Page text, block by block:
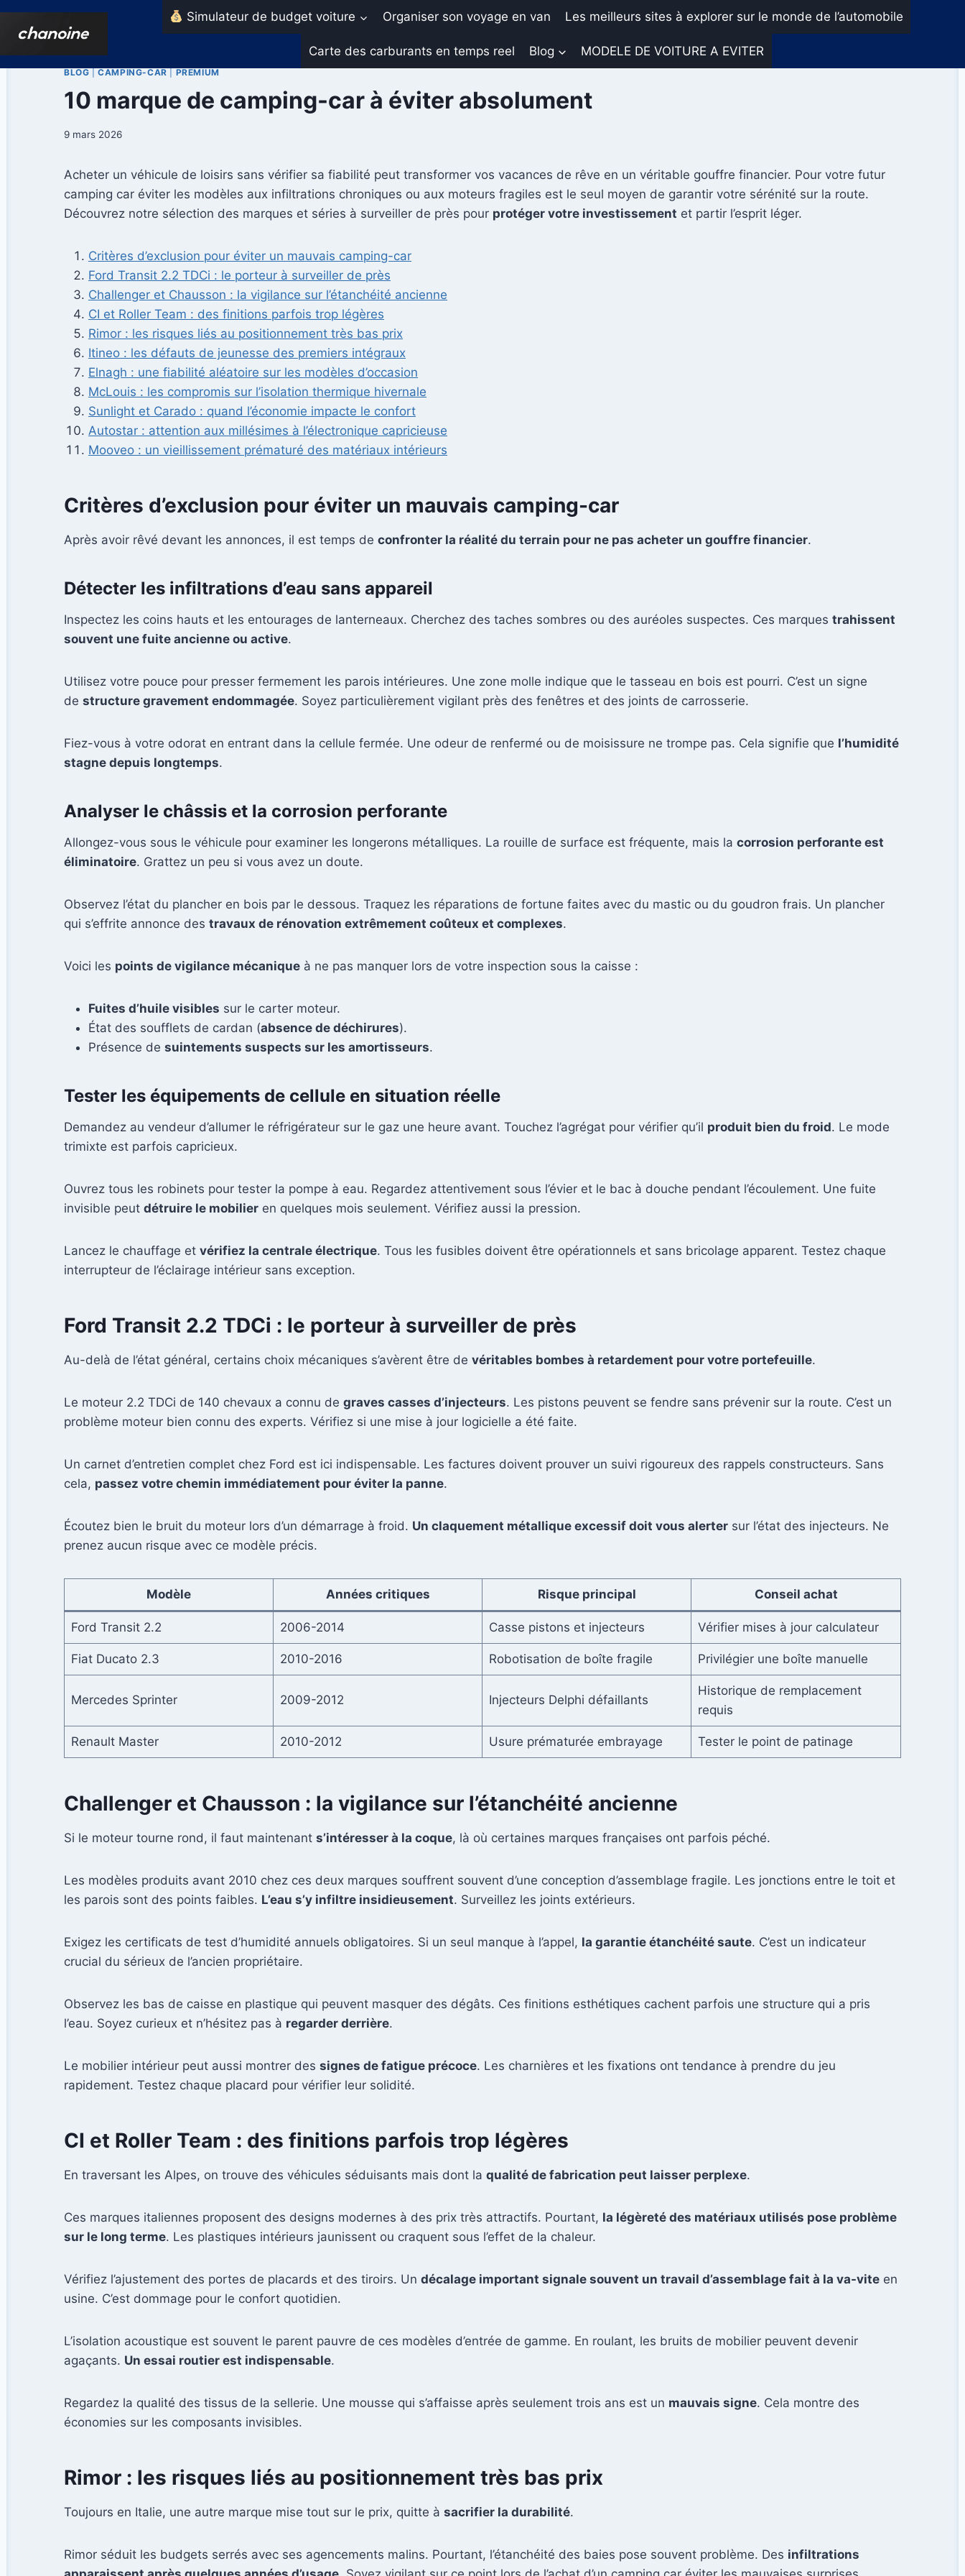
Aller
Simulateur de budget voiture Organiser son voyage en van Les meilleurs sites à explorer sur le monde de l’automobile
Carte des carburants en temps reel Blog MODELE DE VOITURE A EVITER
BLOG|CAMPING-CAR|PREMIUM
10 marque de camping-car à éviter absolument
9 mars 2026
Acheter un véhicule de loisirs sans vérifier sa fiabilité peut transformer vos vacances de rêve en un véritable gouffre financier. Pour votre futur
camping car éviter les modèles aux infiltrations chroniques ou aux moteurs fragiles est le seul moyen de garantir votre sérénité sur la route.
Découvrez notre sélection des marques et séries à surveiller de près pour protéger votre investissement et partir l’esprit léger.
Critères d’exclusion pour éviter un mauvais camping-car
Ford Transit 2.2 TDCi : le porteur à surveiller de près
Challenger et Chausson : la vigilance sur l’étanchéité ancienne
CI et Roller Team : des finitions parfois trop légères
Rimor : les risques liés au positionnement très bas prix
Itineo : les défauts de jeunesse des premiers intégraux
Elnagh : une fiabilité aléatoire sur les modèles d’occasion
McLouis : les compromis sur l’isolation thermique hivernale
Sunlight et Carado : quand l’économie impacte le confort
Autostar : attention aux millésimes à l’électronique capricieuse
Mooveo : un vieillissement prématuré des matériaux intérieurs
Critères d’exclusion pour éviter un mauvais camping-car
Après avoir rêvé devant les annonces, il est temps de confronter la réalité du terrain pour ne pas acheter un gouffre financier.
Détecter les infiltrations d’eau sans appareil
Inspectez les coins hauts et les entourages de lanterneaux. Cherchez des taches sombres ou des auréoles suspectes. Ces marques trahissent
souvent une fuite ancienne ou active.
Utilisez votre pouce pour presser fermement les parois intérieures. Une zone molle indique que le tasseau en bois est pourri. C’est un signe
de structure gravement endommagée. Soyez particulièrement vigilant près des fenêtres et des joints de carrosserie.
Fiez-vous à votre odorat en entrant dans la cellule fermée. Une odeur de renfermé ou de moisissure ne trompe pas. Cela signifie que l’humidité
stagne depuis longtemps.
Analyser le châssis et la corrosion perforante
Allongez-vous sous le véhicule pour examiner les longerons métalliques. La rouille de surface est fréquente, mais la corrosion perforante est
éliminatoire. Grattez un peu si vous avez un doute.
Observez l’état du plancher en bois par le dessous. Traquez les réparations de fortune faites avec du mastic ou du goudron frais. Un plancher
qui s’effrite annonce des travaux de rénovation extrêmement coûteux et complexes.
Voici les points de vigilance mécanique à ne pas manquer lors de votre inspection sous la caisse :
Fuites d’huile visibles sur le carter moteur.
État des soufflets de cardan (absence de déchirures).
Présence de suintements suspects sur les amortisseurs.
Tester les équipements de cellule en situation réelle
Demandez au vendeur d’allumer le réfrigérateur sur le gaz une heure avant. Touchez l’agrégat pour vérifier qu’il produit bien du froid. Le mode
trimixte est parfois capricieux.
Ouvrez tous les robinets pour tester la pompe à eau. Regardez attentivement sous l’évier et le bac à douche pendant l’écoulement. Une fuite
invisible peut détruire le mobilier en quelques mois seulement. Vérifiez aussi la pression.
Lancez le chauffage et vérifiez la centrale électrique. Tous les fusibles doivent être opérationnels et sans bricolage apparent. Testez chaque
interrupteur de l’éclairage intérieur sans exception.
Ford Transit 2.2 TDCi : le porteur à surveiller de près
Au-delà de l’état général, certains choix mécaniques s’avèrent être de véritables bombes à retardement pour votre portefeuille.
Le moteur 2.2 TDCi de 140 chevaux a connu de graves casses d’injecteurs. Les pistons peuvent se fendre sans prévenir sur la route. C’est un
problème moteur bien connu des experts. Vérifiez si une mise à jour logicielle a été faite.
Un carnet d’entretien complet chez Ford est ici indispensable. Les factures doivent prouver un suivi rigoureux des rappels constructeurs. Sans
cela, passez votre chemin immédiatement pour éviter la panne.
Écoutez bien le bruit du moteur lors d’un démarrage à froid. Un claquement métallique excessif doit vous alerter sur l’état des injecteurs. Ne
prenez aucun risque avec ce modèle précis.
Modèle Années critiques Risque principal Conseil achat
Ford Transit 2.2 2006-2014 Casse pistons et injecteurs Vérifier mises à jour calculateur
Fiat Ducato 2.3 2010-2016 Robotisation de boîte fragile Privilégier une boîte manuelle
Mercedes Sprinter 2009-2012 Injecteurs Delphi défaillants
Historique de remplacement
requis
Renault Master 2010-2012 Usure prématurée embrayage Tester le point de patinage
Challenger et Chausson : la vigilance sur l’étanchéité ancienne
Si le moteur tourne rond, il faut maintenant s’intéresser à la coque, là où certaines marques françaises ont parfois péché.
Les modèles produits avant 2010 chez ces deux marques souffrent souvent d’une conception d’assemblage fragile. Les jonctions entre le toit et
les parois sont des points faibles. L’eau s’y infiltre insidieusement. Surveillez les joints extérieurs.
Exigez les certificats de test d’humidité annuels obligatoires. Si un seul manque à l’appel, la garantie étanchéité saute. C’est un indicateur
crucial du sérieux de l’ancien propriétaire.
Observez les bas de caisse en plastique qui peuvent masquer des dégâts. Ces finitions esthétiques cachent parfois une structure qui a pris
l’eau. Soyez curieux et n’hésitez pas à regarder derrière.
Le mobilier intérieur peut aussi montrer des signes de fatigue précoce. Les charnières et les fixations ont tendance à prendre du jeu
rapidement. Testez chaque placard pour vérifier leur solidité.
CI et Roller Team : des finitions parfois trop légères
En traversant les Alpes, on trouve des véhicules séduisants mais dont la qualité de fabrication peut laisser perplexe.
Ces marques italiennes proposent des designs modernes à des prix très attractifs. Pourtant, la légèreté des matériaux utilisés pose problème
sur le long terme. Les plastiques intérieurs jaunissent ou craquent sous l’effet de la chaleur.
Vérifiez l’ajustement des portes de placards et des tiroirs. Un décalage important signale souvent un travail d’assemblage fait à la va-vite en
usine. C’est dommage pour le confort quotidien.
L’isolation acoustique est souvent le parent pauvre de ces modèles d’entrée de gamme. En roulant, les bruits de mobilier peuvent devenir
agaçants. Un essai routier est indispensable.
Regardez la qualité des tissus de la sellerie. Une mousse qui s’affaisse après seulement trois ans est un mauvais signe. Cela montre des
économies sur les composants invisibles.
Rimor : les risques liés au positionnement très bas prix
Toujours en Italie, une autre marque mise tout sur le prix, quitte à sacrifier la durabilité.
Rimor séduit les budgets serrés avec ses agencements malins. Pourtant, l’étanchéité des baies pose souvent problème. Des infiltrations